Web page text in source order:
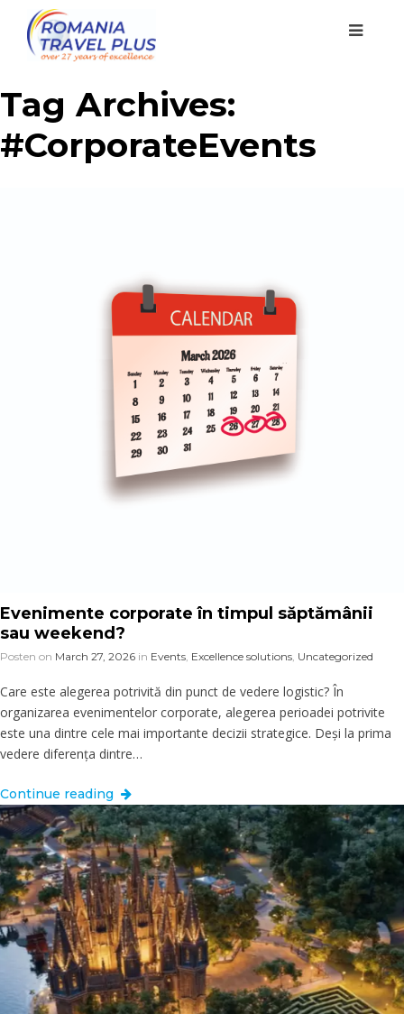
Tag Archives:
#CorporateEvents
Evenimente corporate în timpul săptămânii
sau weekend?
Posten on March 27, 2026 in Events, Excellence solutions, Uncategorized
Care este alegerea potrivită din punct de vedere logistic? În
organizarea evenimentelor corporate, alegerea perioadei potrivite
este una dintre cele mai importante decizii strategice. Deși la prima
vedere diferența dintre…
Continue reading